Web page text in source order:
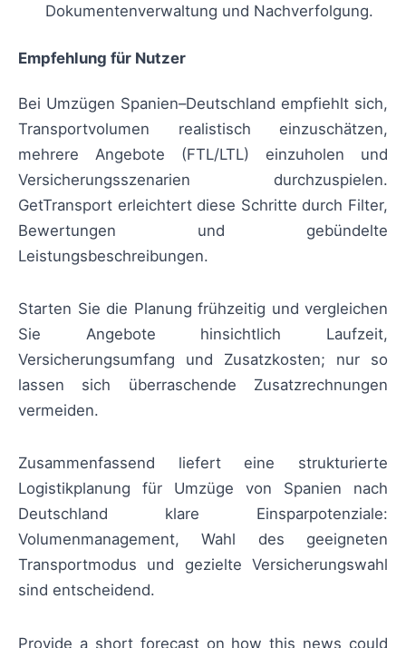
Dokumentenverwaltung und Nachverfolgung.
Empfehlung für Nutzer
Bei Umzügen Spanien–Deutschland empfiehlt sich,
Transportvolumen realistisch einzuschätzen,
mehrere Angebote (FTL/LTL) einzuholen und
Versicherungsszenarien durchzuspielen.
GetTransport erleichtert diese Schritte durch Filter,
Bewertungen und gebündelte
Leistungsbeschreibungen.
Starten Sie die Planung frühzeitig und vergleichen
Sie Angebote hinsichtlich Laufzeit,
Versicherungsumfang und Zusatzkosten; nur so
lassen sich überraschende Zusatzrechnungen
vermeiden.
Zusammenfassend liefert eine strukturierte
Logistikplanung für Umzüge von Spanien nach
Deutschland klare Einsparpotenziale:
Volumenmanagement, Wahl des geeigneten
Transportmodus und gezielte Versicherungswahl
sind entscheidend.
Provide a short forecast on how this news could